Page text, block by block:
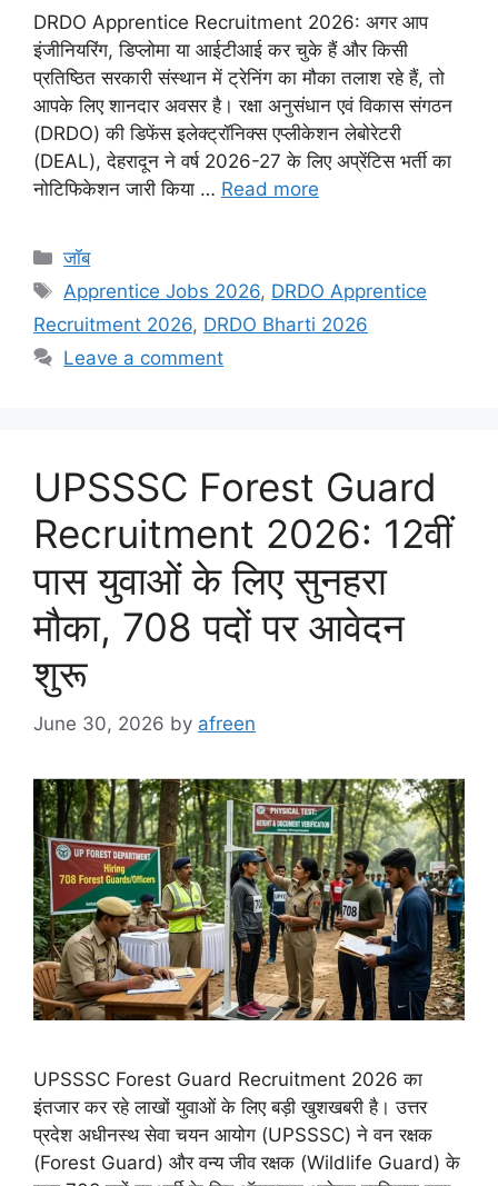
DRDO Apprentice Recruitment 2026: अगर आप
इंजीनियरिंग, डिप्लोमा या आईटीआई कर चुके हैं और किसी
प्रतिष्ठित सरकारी संस्थान में ट्रेनिंग का मौका तलाश रहे हैं, तो
आपके लिए शानदार अवसर है। रक्षा अनुसंधान एवं विकास संगठन
(DRDO) की डिफेंस इलेक्ट्रॉनिक्स एप्लीकेशन लेबोरेटरी
(DEAL), देहरादून ने वर्ष 2026-27 के लिए अप्रेंटिस भर्ती का
नोटिफिकेशन जारी किया … Read more
Categories
जॉब
Tags
Apprentice Jobs 2026, DRDO Apprentice
Recruitment 2026, DRDO Bharti 2026
Leave a comment
UPSSSC Forest Guard
Recruitment 2026: 12वीं
पास युवाओं के लिए सुनहरा
मौका, 708 पदों पर आवेदन
शुरू
June 30, 2026 by afreen
UPSSSC Forest Guard Recruitment 2026 का
इंतजार कर रहे लाखों युवाओं के लिए बड़ी खुशखबरी है। उत्तर
प्रदेश अधीनस्थ सेवा चयन आयोग (UPSSSC) ने वन रक्षक
(Forest Guard) और वन्य जीव रक्षक (Wildlife Guard) के